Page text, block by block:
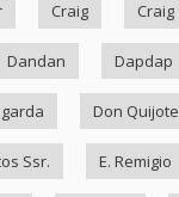
Craig Craig
Dandan Dapdap
Don Quijote
Ssr. E. Remigio